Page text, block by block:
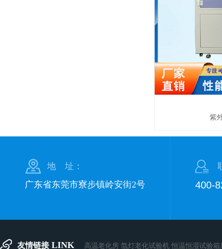
紫
地 址：
广东省东莞市寮步镇岭安街2号
400-
友情链接 LINK 高温老化房 氙灯老化试验机 恒温恒湿试验箱